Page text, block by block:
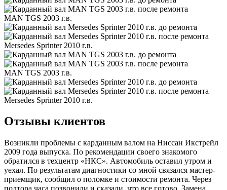
MAN TGS 2003 г.в.
Mersedes Sprinter 2010 г.в.
MAN TGS 2003 г.в.
Mersedes Sprinter 2010 г.в.
Отзывы клиентов
Возникли проблемы с карданным валом на Ниссан Икстрейл
2009 года выпуска. По рекомендации своего знакомого
обратился в техцентр «НКС». Автомобиль оставил утром и
уехал. По результатам диагностики со мной связался мастер-
приемщик, сообщил о поломке и стоимости ремонта. Через